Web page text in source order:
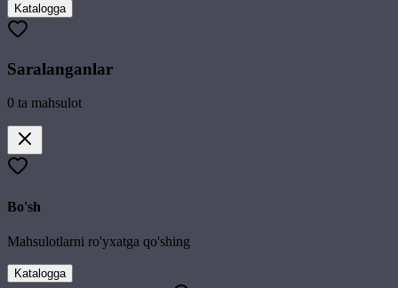
Katalogga
Saralanganlar
0 ta mahsulot
Bo'sh
Mahsulotlarni ro'yxatga qo'shing
Katalogga